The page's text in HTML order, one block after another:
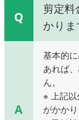
Q
剪定
かりま
A
基本的
あれば
ん。
※ 上記
がかかり